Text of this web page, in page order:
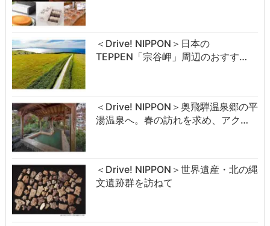
＜Drive! NIPPON＞日本の
TEPPEN「宗谷岬」周辺のおすす…
＜Drive! NIPPON＞奥飛騨温泉郷の平
湯温泉へ。春の訪れを求め、アク…
＜Drive! NIPPON＞世界遺産・北の縄
文遺跡群を訪ねて